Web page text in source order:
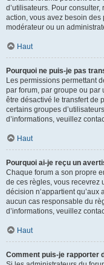
d’utilisateurs. Pour
action, vous avez besoin
modérateur ou un
Haut
Pourquoi ne puis-je pas
Les permissions permettant
par forum, par groupe ou par
être désactivé le transfert de
certains groupes
d’informations, veuillez
Haut
Pourquoi ai-je reçu un
Chaque forum a son propre
de ces règles, vous recevrez
décision n’appartient qu’aux
aucun cas responsable du
d’informations, veuillez
Haut
Comment puis-je rapporter